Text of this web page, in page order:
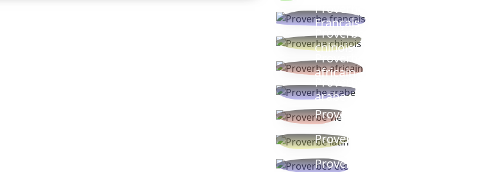
Proverbe
Français
Proverbe
chinois
Proverbe
africain
Proverbe
arabe
Proverbe vie
Proverbe latin
Proverbes ete